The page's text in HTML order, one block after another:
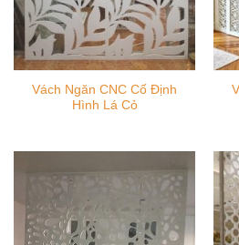
Vách Ngăn CNC Cố Định
Hình Lá Cỏ